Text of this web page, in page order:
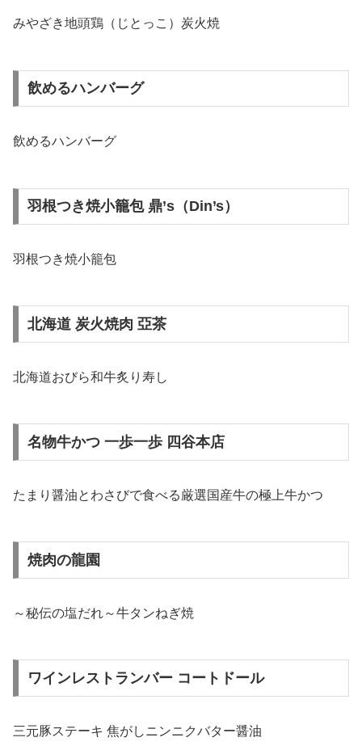
みやざき地頭鶏（じとっこ）炭火焼
飲めるハンバーグ
飲めるハンバーグ
羽根つき焼小籠包 鼎’s（Din’s）
羽根つき焼小籠包
北海道 炭火焼肉 亞茶
北海道おびら和牛炙り寿し
名物牛かつ 一歩一歩 四谷本店
たまり醤油とわさびで食べる厳選国産牛の極上牛かつ
焼肉の龍園
～秘伝の塩だれ～牛タンねぎ焼
ワインレストランバー コートドール
三元豚ステーキ 焦がしニンニクバター醤油